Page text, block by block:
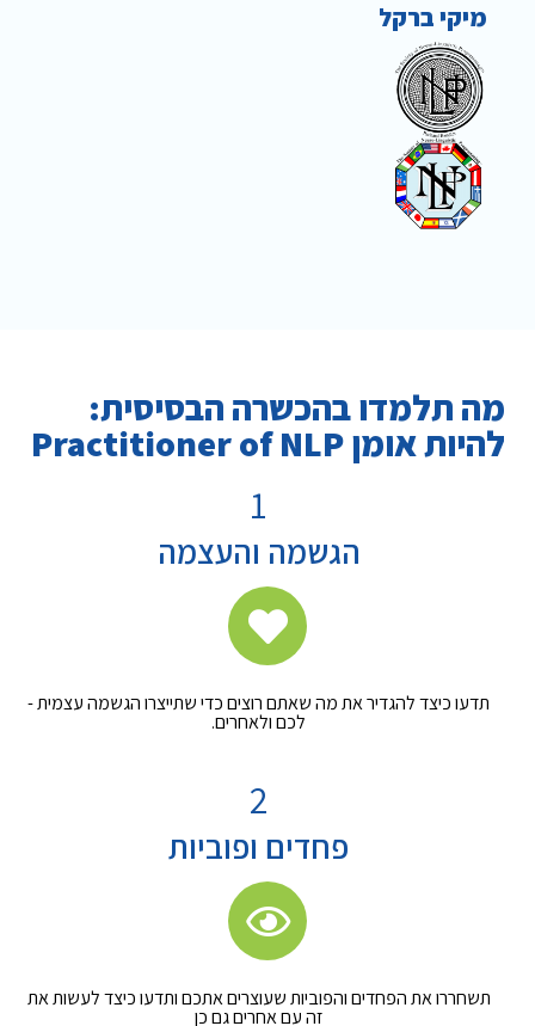
מיקי ברקל
מה תלמדו בהכשרה הבסיסית:
להיות אומן Practitioner of NLP
1
הגשמה והעצמה
תדעו כיצד להגדיר את מה שאתם רוצים כדי שתייצרו הגשמה עצמית -
לכם ולאחרים.
2
פחדים ופוביות
תשחררו את הפחדים והפוביות שעוצרים אתכם ותדעו כיצד לעשות את
זה עם אחרים גם כן